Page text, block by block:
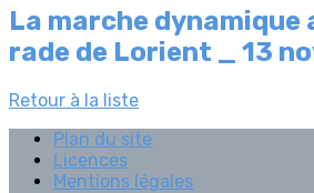
La marche dynamique
rade de Lorient _ 13
Retour à la liste
Plan du site
Licences
Mentions légales